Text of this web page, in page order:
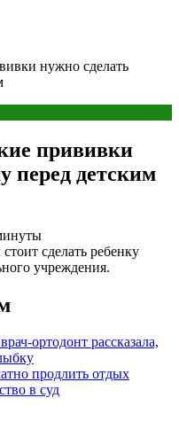
нужно сделать
прививки
перед детским
сделать ребенку
учреждения.
ортодонт рассказала,
продлить отдых
в суд